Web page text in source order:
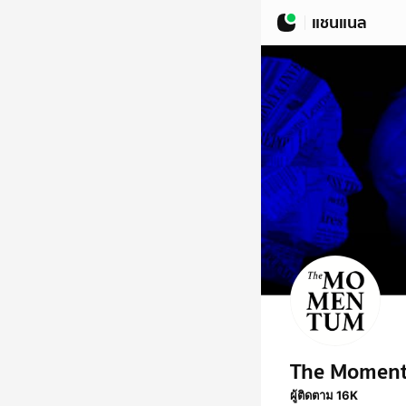
แชนแนล
The
ผู้ติดตาม 16K